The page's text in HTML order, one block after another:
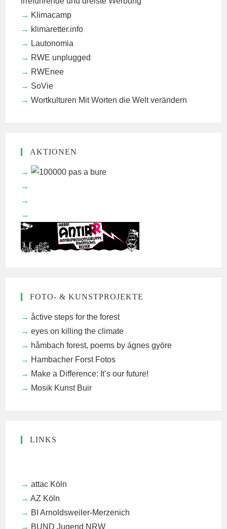
Klimacamp
klimaretter.info
Lautonomia
RWE unplugged
RWEnee
SoVie
Wortkulturen Mit Worten die Welt verändern
AKTIONEN
FOTO- & KUNSTPROJEKTE
åctive steps for the forest
eyes on killing the climate
håmbach forest, poems by ágnes györe
Hambacher Forst Fotos
Make a Difference: It’s our future!
Mosik Kunst Buir
LINKS
attac Köln
AZ Köln
BI Arnoldsweiler-Merzenich
BUND Jugend NRW